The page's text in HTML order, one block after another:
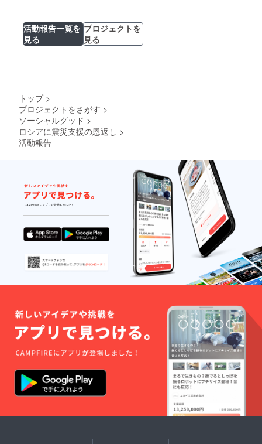
活動報告一覧を
見る
プロジェクトを
見る
トップ >
プロジェクトをさがす >
ソーシャルグッド >
ロシアに震災支援の恩返し >
活動報告